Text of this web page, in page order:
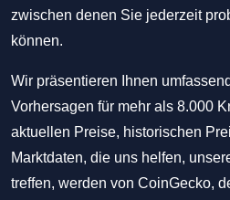
zwischen denen Sie jederzeit
können.
Wir präsentieren Ihnen
Vorhersagen für mehr als 8.000
aktuellen Preise, historischen
Marktdaten, die uns helfen,
treffen, werden von CoinGecko,